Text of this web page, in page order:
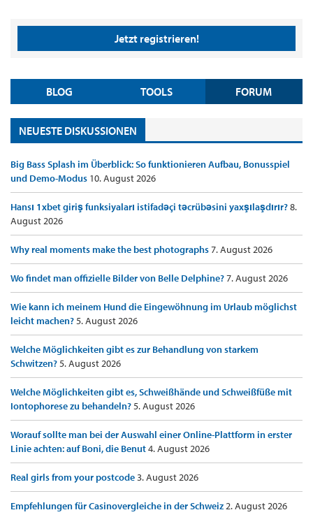
Jetzt registrieren!
BLOG TOOLS FORUM
NEUESTE DISKUSSIONEN
Big Bass Splash im Überblick: So funktionieren Aufbau, Bonusspiel
und Demo-Modus 10. August 2026
Hansı 1xbet giriş funksiyaları istifadəçi təcrübəsini yaxşılaşdırır?8.
August 2026
Why real moments make the best photographs7. August 2026
Wo findet man offizielle Bilder von Belle Delphine?7. August 2026
Wie kann ich meinem Hund die Eingewöhnung im Urlaub möglichst
leicht machen?5. August 2026
Welche Möglichkeiten gibt es zur Behandlung von starkem
Schwitzen?5. August 2026
Welche Möglichkeiten gibt es, Schweißhände und Schweißfüße mit
Iontophorese zu behandeln?5. August 2026
Worauf sollte man bei der Auswahl einer Online-Plattform in erster
Linie achten: auf Boni, die Benut4. August 2026
Real girls from your postcode3. August 2026
Empfehlungen für Casinovergleiche in der Schweiz2. August 2026